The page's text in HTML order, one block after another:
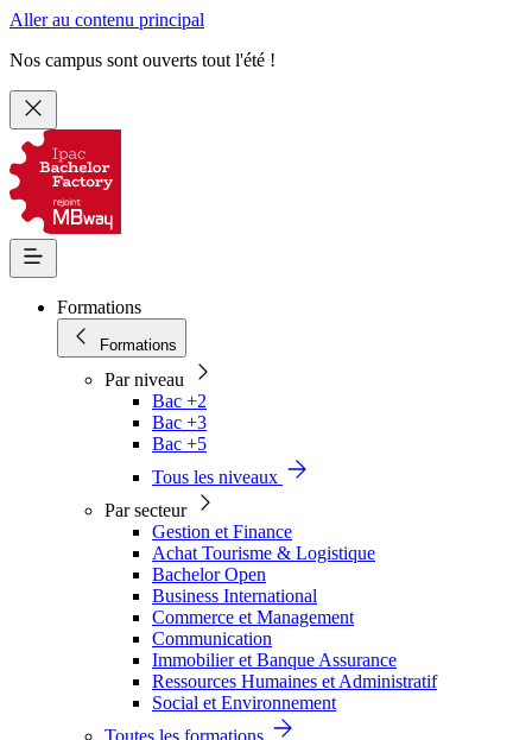
Aller au contenu principal
Nos campus sont ouverts tout l'été !
Formations
Formations
Par niveau
Bac +2
Bac +3
Bac +5
Tous les niveaux
Par secteur
Gestion et Finance
Achat Tourisme & Logistique
Bachelor Open
Business International
Commerce et Management
Communication
Immobilier et Banque Assurance
Ressources Humaines et Administratif
Social et Environnement
Toutes les formations